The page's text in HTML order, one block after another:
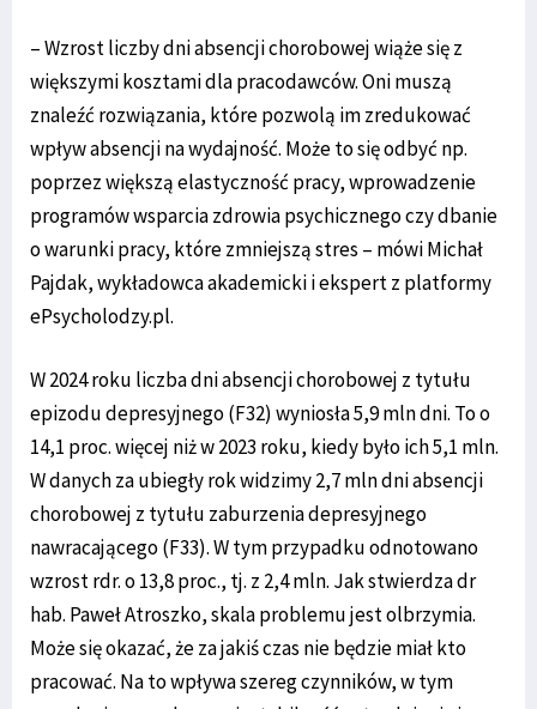
– Wzrost liczby dni absencji chorobowej wiąże się z
większymi kosztami dla pracodawców. Oni muszą
znaleźć rozwiązania, które pozwolą im zredukować
wpływ absencji na wydajność. Może to się odbyć np.
poprzez większą elastyczność pracy, wprowadzenie
programów wsparcia zdrowia psychicznego czy dbanie
o warunki pracy, które zmniejszą stres – mówi Michał
Pajdak, wykładowca akademicki i ekspert z platformy
ePsycholodzy.pl.
W 2024 roku liczba dni absencji chorobowej z tytułu
epizodu depresyjnego (F32) wyniosła 5,9 mln dni. To o
14,1 proc. więcej niż w 2023 roku, kiedy było ich 5,1 mln.
W danych za ubiegły rok widzimy 2,7 mln dni absencji
chorobowej z tytułu zaburzenia depresyjnego
nawracającego (F33). W tym przypadku odnotowano
wzrost rdr. o 13,8 proc., tj. z 2,4 mln. Jak stwierdza dr
hab. Paweł Atroszko, skala problemu jest olbrzymia.
Może się okazać, że za jakiś czas nie będzie miał kto
pracować. Na to wpływa szereg czynników, w tym